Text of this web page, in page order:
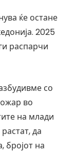
ќе остане
2025
распарчи
со
во
на млади
да
бројот на